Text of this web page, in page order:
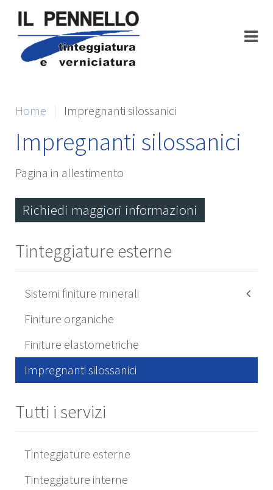
Home Impregnanti silossanici
Impregnanti silossanici
Pagina in allestimento
Richiedi maggiori informazioni
Tinteggiature esterne
Sistemi finiture minerali
Silicati
Finiture organiche
Finiture elastometriche
Impregnanti silossanici
Tutti i servizi
Tinteggiature esterne
Tinteggiature interne